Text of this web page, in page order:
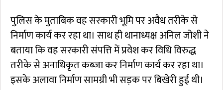
पुलिस के मुताबिक वह सरकारी भूमि पर अवैध तरीके से
निर्माण कार्य कर रहा था। साथ ही थानाध्यक्ष अनिल जोशी ने
बताया कि वह सरकारी संपत्ति में प्रवेश कर विधि विरुद्ध
तरीके से अनाधिकृत कब्जा कर निर्माण कार्य कर रहा था।
इसके अलावा निर्माण सामग्री भी सड़क पर बिखेरी हुई थी।